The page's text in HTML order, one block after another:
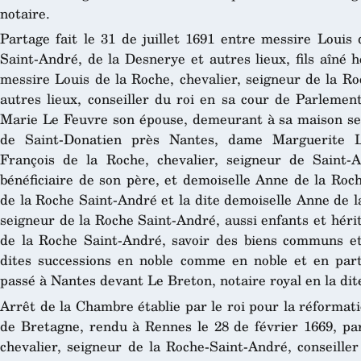
notaire.
Partage fait le 31 de juillet 1691 entre messire Louis
Saint-André, de la Desnerye et autres lieux, fils aîné
messire Louis de la Roche, chevalier, seigneur de la
autres lieux, conseiller du roi en sa cour de
Marie Le Feuvre son épouse, demeurant à sa maison
de Saint-Donatien près Nantes, dame Marguerite
François de la Roche, chevalier, seigneur de
bénéficiaire de son père, et demoiselle Anne de la
de la Roche Saint-André et la dite demoiselle Anne
seigneur de la Roche Saint-André, aussi enfants et
de la Roche Saint-André, savoir des biens communs
dites successions en noble comme en noble et en
passé à Nantes devant Le Breton, notaire royal en la
Arrêt de la Chambre établie par le roi pour la
de Bretagne, rendu à Rennes le 28 de février 1669,
chevalier, seigneur de la Roche-Saint-André,